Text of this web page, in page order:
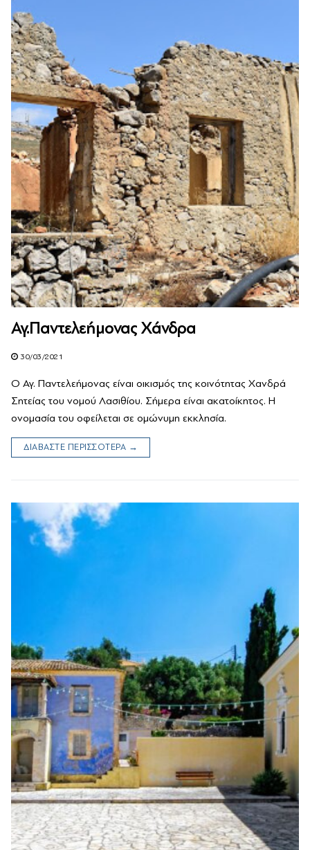
Αγ.Παντελεήμονας Χάνδρα
30/03/2021
Ο Αγ. Παντελεήμονας είναι οικισμός της κοινότητας Χανδρά
Σητείας του νομού Λασιθίου. Σήμερα είναι ακατοίκητος. Η
ονομασία του οφείλεται σε ομώνυμη εκκλησία.
ΔΙΑΒΑΣΤΕ ΠΕΡΙΣΣΟΤΕΡΑ →